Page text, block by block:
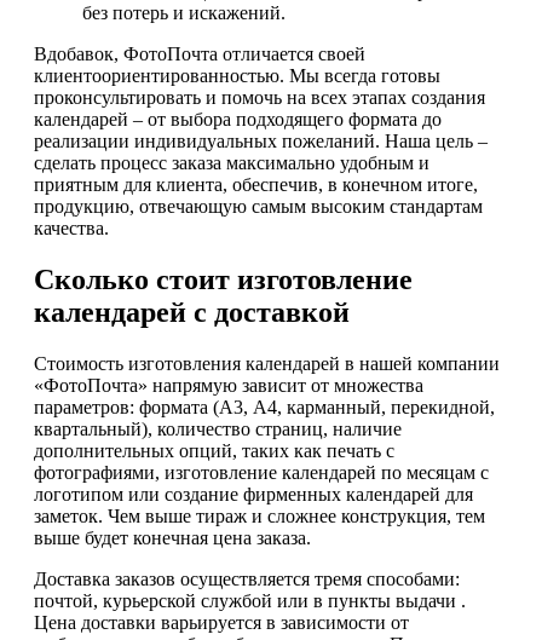
без потерь и искажений.
Вдобавок, ФотоПочта отличается своей
клиентоориентированностью. Мы всегда готовы
проконсультировать и помочь на всех этапах создания
календарей – от выбора подходящего формата до
реализации индивидуальных пожеланий. Наша цель –
сделать процесс заказа максимально удобным и
приятным для клиента, обеспечив, в конечном итоге,
продукцию, отвечающую самым высоким стандартам
качества.
Сколько стоит изготовление
календарей с доставкой
Стоимость изготовления календарей в нашей компании
«ФотоПочта» напрямую зависит от множества
параметров: формата (А3, А4, карманный, перекидной,
квартальный), количество страниц, наличие
дополнительных опций, таких как печать с
фотографиями, изготовление календарей по месяцам с
логотипом или создание фирменных календарей для
заметок. Чем выше тираж и сложнее конструкция, тем
выше будет конечная цена заказа.
Доставка заказов осуществляется тремя способами:
почтой, курьерской службой или в пункты выдачи .
Цена доставки варьируется в зависимости от